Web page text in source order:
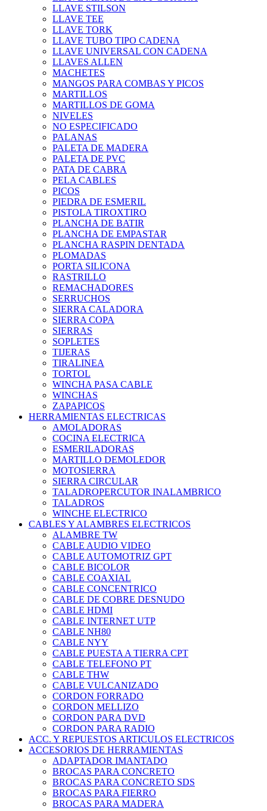
LLAVE STILSON
LLAVE TEE
LLAVE TORK
LLAVE TUBO TIPO CADENA
LLAVE UNIVERSAL CON CADENA
LLAVES ALLEN
MACHETES
MANGOS PARA COMBAS Y PICOS
MARTILLOS
MARTILLOS DE GOMA
NIVELES
NO ESPECIFICADO
PALANAS
PALETA DE MADERA
PALETA DE PVC
PATA DE CABRA
PELA CABLES
PICOS
PIEDRA DE ESMERIL
PISTOLA TIROXTIRO
PLANCHA DE BATIR
PLANCHA DE EMPASTAR
PLANCHA RASPIN DENTADA
PLOMADAS
PORTA SILICONA
RASTRILLO
REMACHADORES
SERRUCHOS
SIERRA CALADORA
SIERRA COPA
SIERRAS
SOPLETES
TIJERAS
TIRALINEA
TORTOL
WINCHA PASA CABLE
WINCHAS
ZAPAPICOS
HERRAMIENTAS ELECTRICAS
AMOLADORAS
COCINA ELECTRICA
ESMERILADORAS
MARTILLO DEMOLEDOR
MOTOSIERRA
SIERRA CIRCULAR
TALADROPERCUTOR INALAMBRICO
TALADROS
WINCHE ELECTRICO
CABLES Y ALAMBRES ELECTRICOS
ALAMBRE TW
CABLE AUDIO VIDEO
CABLE AUTOMOTRIZ GPT
CABLE BICOLOR
CABLE COAXIAL
CABLE CONCENTRICO
CABLE DE COBRE DESNUDO
CABLE HDMI
CABLE INTERNET UTP
CABLE NH80
CABLE NYY
CABLE PUESTA A TIERRA CPT
CABLE TELEFONO PT
CABLE THW
CABLE VULCANIZADO
CORDON FORRADO
CORDON MELLIZO
CORDON PARA DVD
CORDON PARA RADIO
ACC. Y REPUESTOS ARTICULOS ELECTRICOS
ACCESORIOS DE HERRAMIENTAS
ADAPTADOR IMANTADO
BROCAS PARA CONCRETO
BROCAS PARA CONCRETO SDS
BROCAS PARA FIERRO
BROCAS PARA MADERA